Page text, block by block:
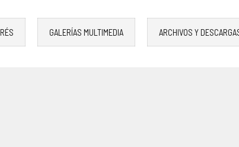
GALERÍAS MULTIMEDIA ARCHIVOS Y